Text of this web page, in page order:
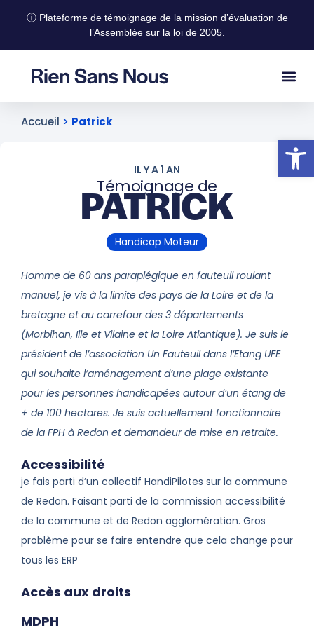
Ouvrir
ⓘ Plateforme de témoignage de la mission d’évaluation de
l’Assemblée sur la loi de 2005.
Accueil > Patrick
IL Y A 1 AN
Témoignage de
PATRICK
Handicap Moteur
Homme de 60 ans paraplégique en fauteuil roulant
manuel, je vis à la limite des pays de la Loire et de la
bretagne et au carrefour des 3 départements
(Morbihan, Ille et Vilaine et la Loire Atlantique). Je suis le
président de l’association Un Fauteuil dans l’Etang UFE
qui souhaite l’aménagement d’une plage existante
pour les personnes handicapées autour d’un étang de
+ de 100 hectares. Je suis actuellement fonctionnaire
de la FPH à Redon et demandeur de mise en retraite.
Accessibilité
je fais parti d’un collectif HandiPilotes sur la commune
de Redon. Faisant parti de la commission accessibilité
de la commune et de Redon agglomération. Gros
problème pour se faire entendre que cela change pour
tous les ERP
Accès aux droits
MDPH